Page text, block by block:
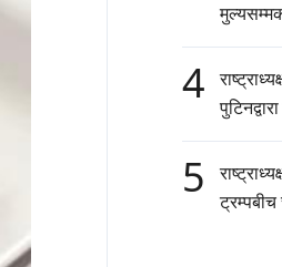
4
5